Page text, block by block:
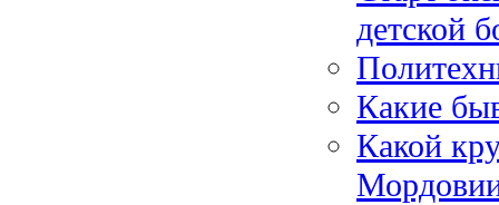
детской
Какие
Какой